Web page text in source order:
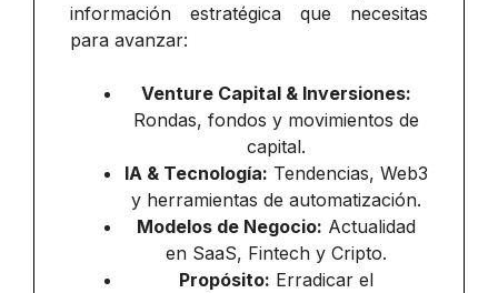
información estratégica que necesitas
para avanzar:
Venture Capital & Inversiones:
Rondas, fondos y movimientos de
capital.
IA & Tecnología: Tendencias, Web3
y herramientas de automatización.
Modelos de Negocio: Actualidad
en SaaS, Fintech y Cripto.
Propósito: Erradicar el